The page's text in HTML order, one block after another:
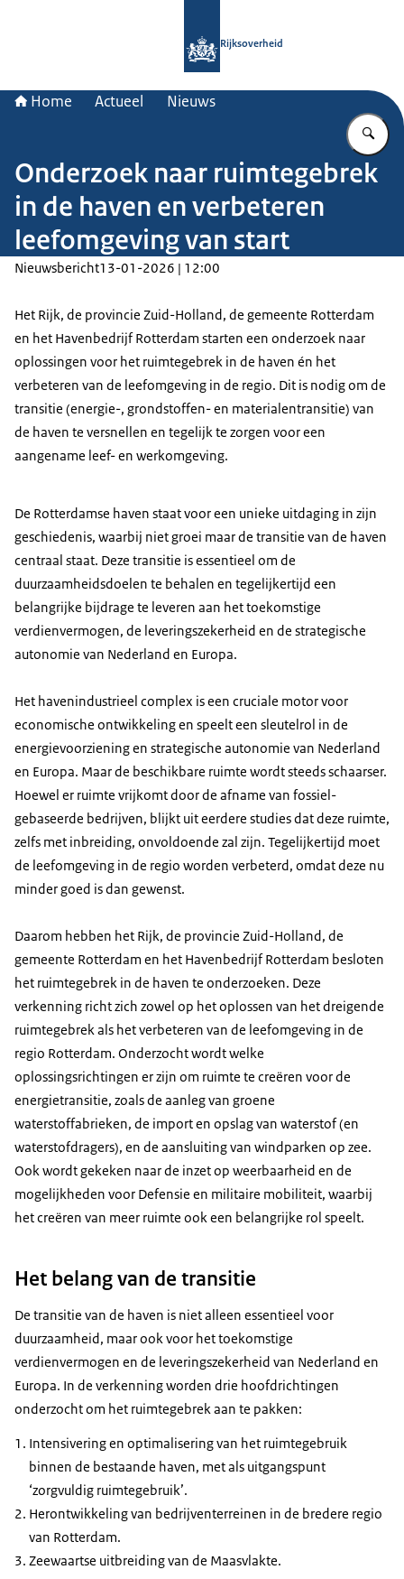
Rijksoverheid
Home Actueel Nieuws
Onderzoek naar ruimtegebrek
in de haven en verbeteren
leefomgeving van start
Nieuwsbericht13-01-2026 | 12:00
Het Rijk, de provincie Zuid-Holland, de gemeente Rotterdam
en het Havenbedrijf Rotterdam starten een onderzoek naar
oplossingen voor het ruimtegebrek in de haven én het
verbeteren van de leefomgeving in de regio. Dit is nodig om de
transitie (energie-, grondstoffen- en materialentransitie) van
de haven te versnellen en tegelijk te zorgen voor een
aangename leef- en werkomgeving.
De Rotterdamse haven staat voor een unieke uitdaging in zijn
geschiedenis, waarbij niet groei maar de transitie van de haven
centraal staat. Deze transitie is essentieel om de
duurzaamheidsdoelen te behalen en tegelijkertijd een
belangrijke bijdrage te leveren aan het toekomstige
verdienvermogen, de leveringszekerheid en de strategische
autonomie van Nederland en Europa.
Het havenindustrieel complex is een cruciale motor voor
economische ontwikkeling en speelt een sleutelrol in de
energievoorziening en strategische autonomie van Nederland
en Europa. Maar de beschikbare ruimte wordt steeds schaarser.
Hoewel er ruimte vrijkomt door de afname van fossiel-
gebaseerde bedrijven, blijkt uit eerdere studies dat deze ruimte,
zelfs met inbreiding, onvoldoende zal zijn. Tegelijkertijd moet
de leefomgeving in de regio worden verbeterd, omdat deze nu
minder goed is dan gewenst.
Daarom hebben het Rijk, de provincie Zuid-Holland, de
gemeente Rotterdam en het Havenbedrijf Rotterdam besloten
het ruimtegebrek in de haven te onderzoeken. Deze
verkenning richt zich zowel op het oplossen van het dreigende
ruimtegebrek als het verbeteren van de leefomgeving in de
regio Rotterdam. Onderzocht wordt welke
oplossingsrichtingen er zijn om ruimte te creëren voor de
energietransitie, zoals de aanleg van groene
waterstoffabrieken, de import en opslag van waterstof (en
waterstofdragers), en de aansluiting van windparken op zee.
Ook wordt gekeken naar de inzet op weerbaarheid en de
mogelijkheden voor Defensie en militaire mobiliteit, waarbij
het creëren van meer ruimte ook een belangrijke rol speelt.
Het belang van de transitie
De transitie van de haven is niet alleen essentieel voor
duurzaamheid, maar ook voor het toekomstige
verdienvermogen en de leveringszekerheid van Nederland en
Europa. In de verkenning worden drie hoofdrichtingen
onderzocht om het ruimtegebrek aan te pakken:
Intensivering en optimalisering van het ruimtegebruik
binnen de bestaande haven, met als uitgangspunt
‘zorgvuldig ruimtegebruik’.
Herontwikkeling van bedrijventerreinen in de bredere regio
van Rotterdam.
Zeewaartse uitbreiding van de Maasvlakte.